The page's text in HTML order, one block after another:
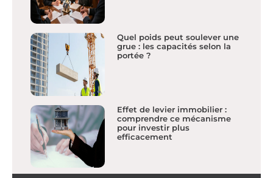
Quel poids peut soulever une
grue : les capacités selon la
portée ?
Effet de levier immobilier :
comprendre ce mécanisme
pour investir plus
efficacement